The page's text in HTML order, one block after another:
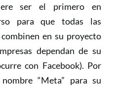
ser el primero en
para que todas las
en su proyecto
dependan de su
con Facebook). Por
“Meta” para su